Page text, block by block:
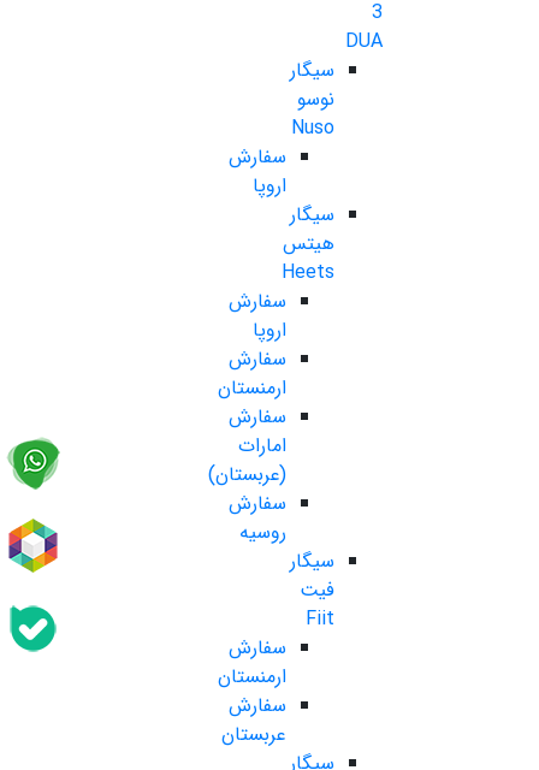
3
DUA
سیگار
نوسو
Nuso
سفارش
اروپا
سیگار
هیتس
Heets
سفارش
اروپا
سفارش
ارمنستان
سفارش
امارات
(عربستان)
سفارش
روسیه
سیگار
فیت
Fiit
سفارش
ارمنستان
سفارش
عربستان
سیگار